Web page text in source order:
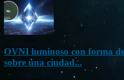
OVNI luminoso con forma
sobre una ciudad...